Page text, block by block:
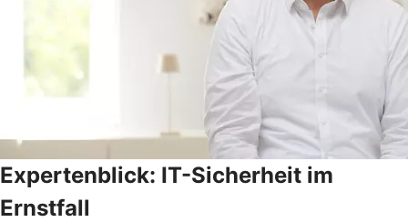
Expertenblick: IT-Sicherheit im
Ernstfall